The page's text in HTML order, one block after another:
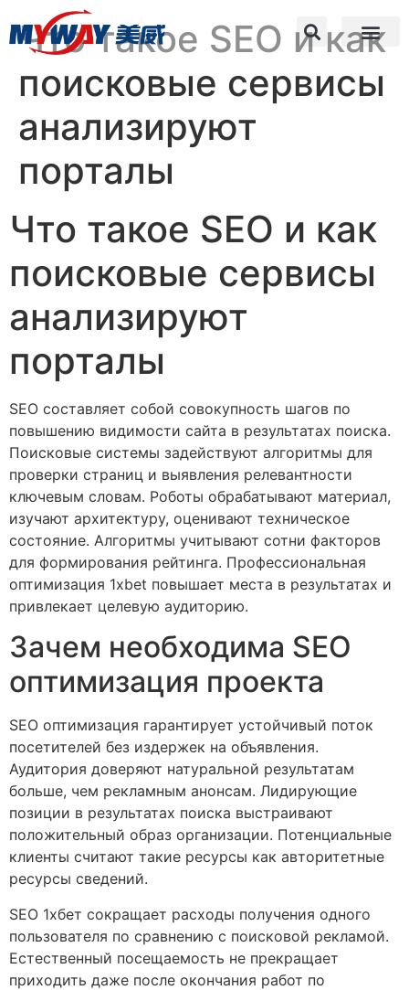
Что такое SEO и как
поисковые сервисы
анализируют
порталы
Что такое SEO и как
поисковые сервисы
анализируют
порталы
SEO составляет собой совокупность шагов по
повышению видимости сайта в результатах поиска.
Поисковые системы задействуют алгоритмы для
проверки страниц и выявления релевантности
ключевым словам. Роботы обрабатывают материал,
изучают архитектуру, оценивают техническое
состояние. Алгоритмы учитывают сотни факторов
для формирования рейтинга. Профессиональная
оптимизация 1xbet повышает места в результатах и
привлекает целевую аудиторию.
Зачем необходима SEO
оптимизация проекта
SEO оптимизация гарантирует устойчивый поток
посетителей без издержек на объявления.
Аудитория доверяют натуральной результатам
больше, чем рекламным анонсам. Лидирующие
позиции в результатах поиска выстраивают
положительный образ организации. Потенциальные
клиенты считают такие ресурсы как авторитетные
ресурсы сведений.
SEO 1хбет сокращает расходы получения одного
пользователя по сравнению с поисковой рекламой.
Естественный посещаемость не прекращает
приходить даже после окончания работ по